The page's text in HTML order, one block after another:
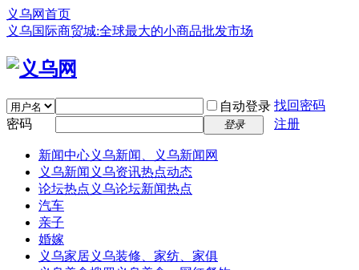
义乌网首页
义乌国际商贸城:全球最大的小商品批发市场
自动登录 找回密码
密码
登录 注册
新闻中心义乌新闻、义乌新闻网
义乌新闻 义乌资讯热点动态
论坛热点 义乌论坛新闻热点
汽车
亲子
婚嫁
义乌家居义乌装修、家纺、家俱